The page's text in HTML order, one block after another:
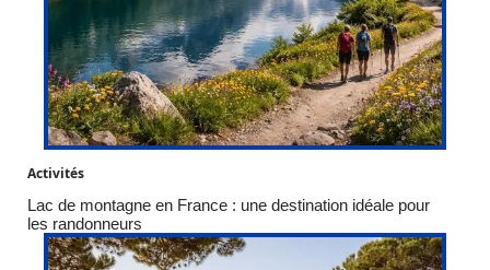
Activités
Lac de montagne en France : une destination idéale pour
les randonneurs